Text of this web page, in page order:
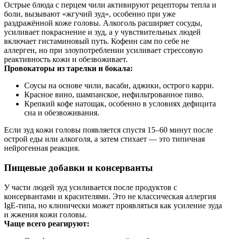
Острые блюда с перцем чили активируют рецепторы тепла и
боли, вызывают «жгучий зуд», особенно при уже
раздражённой коже головы. Алкоголь расширяет сосуды,
усиливает покраснение и зуд, а у чувствительных людей
включает гистаминовый путь. Кофеин сам по себе не
аллерген, но при злоупотреблении усиливает стрессовую
реактивность кожи и обезвоживает.
Провокаторы из тарелки и бокала:
Соусы на основе чили, васаби, аджики, острого карри.
Красное вино, шампанское, нефильтрованное пиво.
Крепкий кофе натощак, особенно в условиях дефицита
сна и обезвоживания.
Если зуд кожи головы появляется спустя 15–60 минут после
острой еды или алкоголя, а затем стихает — это типичная
нейрогенная реакция.
Пищевые добавки и консерванты
У части людей зуд усиливается после продуктов с
консервантами и красителями. Это не классическая аллергия
IgE‑типа, но клинически может проявляться как усиление зуда
и жжения кожи головы.
Чаще всего реагируют: